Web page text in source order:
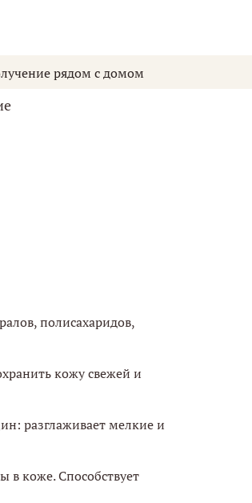
рядом с домом
полисахаридов,
кожу свежей и
разглаживает мелкие и
в коже. Способствует